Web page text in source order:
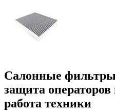
Салонные
защита
работа техники